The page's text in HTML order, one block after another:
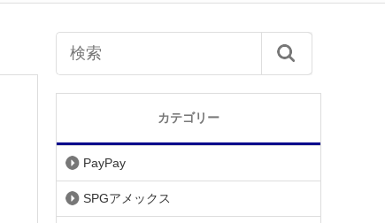
カテゴリー
PayPay
SPGアメックス